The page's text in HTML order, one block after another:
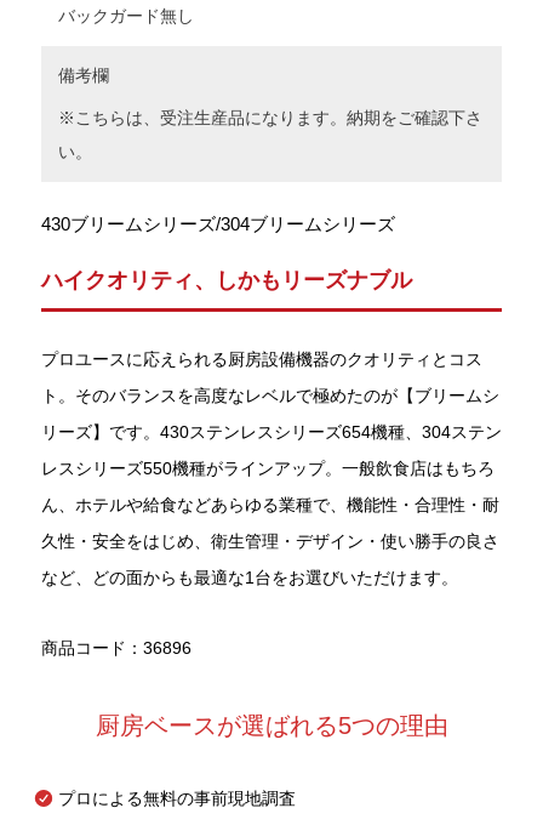
バックガード無し
備考欄
※こちらは、受注生産品になります。納期をご確認下さ
い。
430ブリームシリーズ/304ブリームシリーズ
ハイクオリティ、しかもリーズナブル
プロユースに応えられる厨房設備機器のクオリティとコス
ト。そのバランスを高度なレベルで極めたのが【ブリームシ
リーズ】です。430ステンレスシリーズ654機種、304ステン
レスシリーズ550機種がラインアップ。一般飲食店はもちろ
ん、ホテルや給食などあらゆる業種で、機能性・合理性・耐
久性・安全をはじめ、衛生管理・デザイン・使い勝手の良さ
など、どの面からも最適な1台をお選びいただけます。
商品コード：36896
厨房ベースが選ばれる5つの理由
プロによる無料の事前現地調査